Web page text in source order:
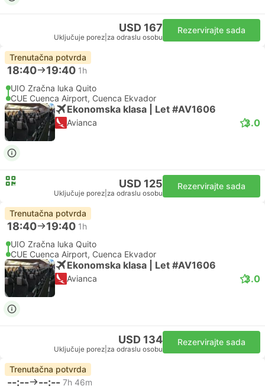
USD 167
Uključuje porez za odraslu osobu
Rezervirajte sada
Trenutačna potvrda
18:40 19:40 1h
UIO Zračna luka Quito
CUE Cuenca Airport, Cuenca Ekvador
Ekonomska klasa | Let #AV1606
Avianca 3.0
USD 125
Uključuje porez za odraslu osobu
Rezervirajte sada
Trenutačna potvrda
18:40 19:40 1h
UIO Zračna luka Quito
CUE Cuenca Airport, Cuenca Ekvador
Ekonomska klasa | Let #AV1606
Avianca 3.0
USD 134
Uključuje porez za odraslu osobu
Rezervirajte sada
Trenutačna potvrda
--:-- --:-- 7h 46m